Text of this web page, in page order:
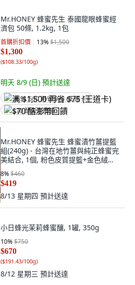
Mr.HONEY 蜂蜜先生 泰國龍眼蜂蜜經
濟包 50條, 1.2kg, 1包
首購折扣價 13%$1,500
$1,300
($108.33/100g)
明天 8/9 (日) 預計送達
满 $1,500 再省 $75 (王道卡)
$70 酷澎幣回饋
Mr.HONEY 蜂蜜先生 蜂蜜漬竹薑提籃
組(240g) - 台灣在地竹薑與純正蜂蜜完
美結合, 1個, 粉色皮質提籃+金色絨布
袋+竹湯匙
8%$460
$419
8/13 星期四 預計送達
小日蜂光茉莉蜂蜜釀, 1罐, 350g
10%$750
$670
($191.43/100g)
8/12 星期三 預計送達